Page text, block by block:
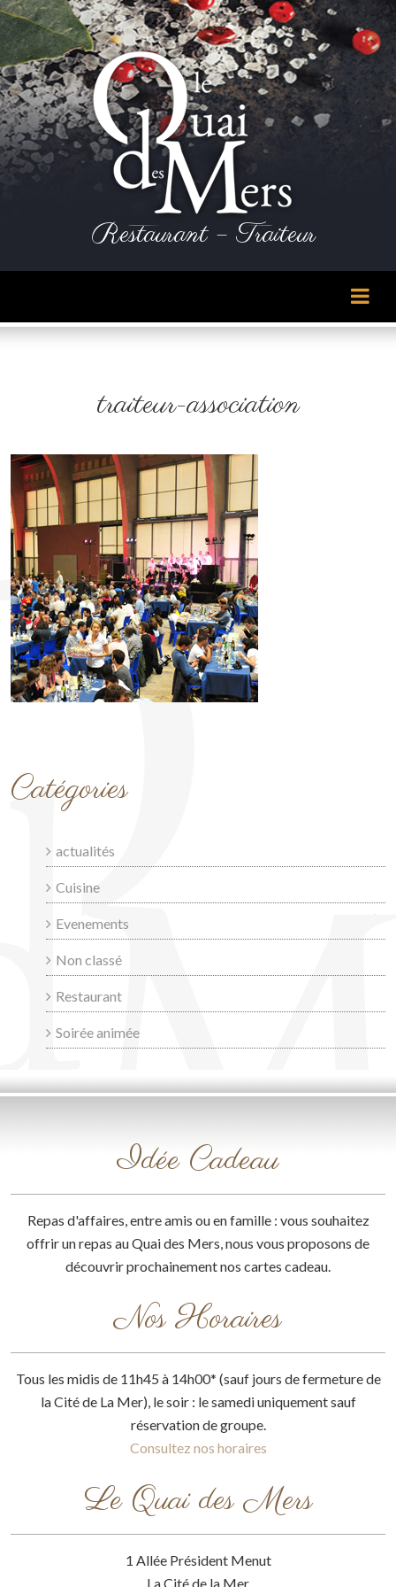
Restaurant – Traiteur
traiteur-association
Catégories
actualités
Cuisine
Evenements
Non classé
Restaurant
Soirée animée
Idée Cadeau
Repas d'affaires, entre amis ou en famille : vous souhaitez
offrir un repas au Quai des Mers, nous vous proposons de
découvrir prochainement nos cartes cadeau.
Nos Horaires
Tous les midis de 11h45 à 14h00* (sauf jours de fermeture de
la Cité de La Mer), le soir : le samedi uniquement sauf
réservation de groupe.
Consultez nos horaires
Le Quai des Mers
1 Allée Président Menut
La Cité de la Mer
Panneau de gestion des cookies